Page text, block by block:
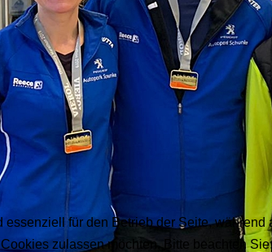
für den Betrieb der Seite,
zulassen möchten. Bitte beachten